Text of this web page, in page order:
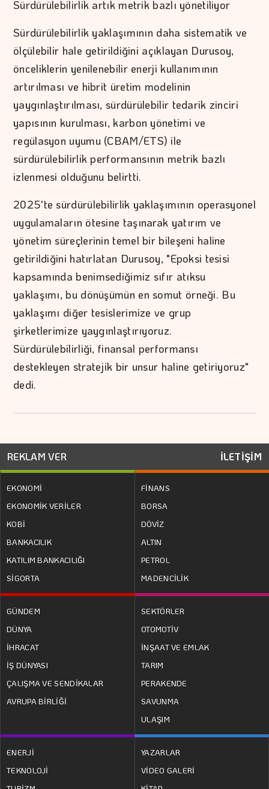
Sürdürülebilirlik artık metrik bazlı yönetiliyor
Sürdürülebilirlik yaklaşımının daha sistematik ve
ölçülebilir hale getirildiğini açıklayan Durusoy,
önceliklerin yenilenebilir enerji kullanımının
artırılması ve hibrit üretim modelinin
yaygınlaştırılması, sürdürülebilir tedarik zinciri
yapısının kurulması, karbon yönetimi ve
regülasyon uyumu (CBAM/ETS) ile
sürdürülebilirlik performansının metrik bazlı
izlenmesi olduğunu belirtti.
2025'te sürdürülebilirlik yaklaşımının operasyonel
uygulamaların ötesine taşınarak yatırım ve
yönetim süreçlerinin temel bir bileşeni haline
getirildiğini hatırlatan Durusoy, "Epoksi tesisi
kapsamında benimsediğimiz sıfır atıksu
yaklaşımı, bu dönüşümün en somut örneği. Bu
yaklaşımı diğer tesislerimize ve grup
şirketlerimize yaygınlaştırıyoruz.
Sürdürülebilirliği, finansal performansı
destekleyen stratejik bir unsur haline getiriyoruz"
dedi.
REKLAM VER İLETİŞİM
EKONOMİ
EKONOMİK VERİLER
KOBİ
BANKACILIK
KATILIM BANKACILIĞI
SİGORTA
FİNANS
BORSA
DÖVİZ
ALTIN
PETROL
MADENCİLİK
GÜNDEM
DÜNYA
İHRACAT
İŞ DÜNYASI
ÇALIŞMA VE SENDİKALAR
AVRUPA BİRLİĞİ
SEKTÖRLER
OTOMOTİV
İNŞAAT VE EMLAK
TARIM
PERAKENDE
SAVUNMA
ULAŞIM
ENERJİ
TEKNOLOJİ
YAZARLAR
VİDEO GALERİ